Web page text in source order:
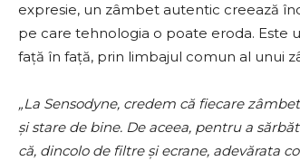
expresie, un zâmbet autentic creează
pe care tehnologia o poate eroda. Este
față în față, prin limbajul comun al unui
„La Sensodyne, credem că fiecare
și stare de bine. De aceea, pentru a
că, dincolo de filtre și ecrane, adevărata